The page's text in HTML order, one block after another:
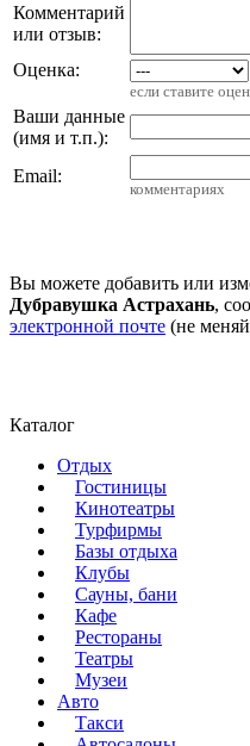
Комментарий
или отзыв:
Оценка:
если ставите
Ваши данные
(имя и т.п.):
Email:
комментариях
Вы можете добавить или
Дубравушка Астрахань,
электронной почте (не
Каталог
Отдых
Гостиницы
Кинотеатры
Турфирмы
Базы отдыха
Клубы
Сауны, бани
Кафе
Рестораны
Театры
Музеи
Авто
Такси